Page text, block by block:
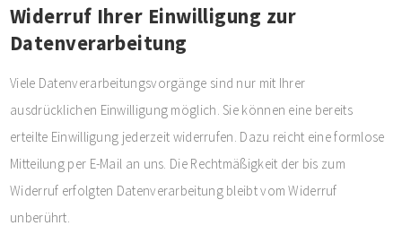
Widerruf Ihrer Einwilligung zur
Datenverarbeitung
Viele Datenverarbeitungsvorgänge sind nur mit Ihrer
ausdrücklichen Einwilligung möglich. Sie können eine bereits
erteilte Einwilligung jederzeit widerrufen. Dazu reicht eine formlose
Mitteilung per E-Mail an uns. Die Rechtmäßigkeit der bis zum
Widerruf erfolgten Datenverarbeitung bleibt vom Widerruf
unberührt.